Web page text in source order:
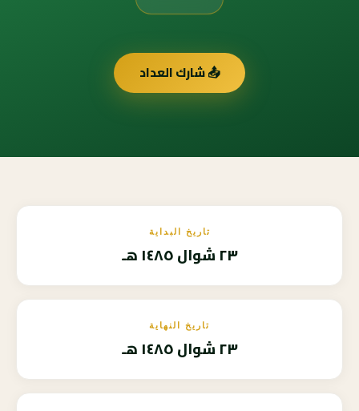
📤 شارك العداد
تاريخ البداية
٢٣ شوال ١٤٨٥ هـ
تاريخ النهاية
٢٣ شوال ١٤٨٥ هـ